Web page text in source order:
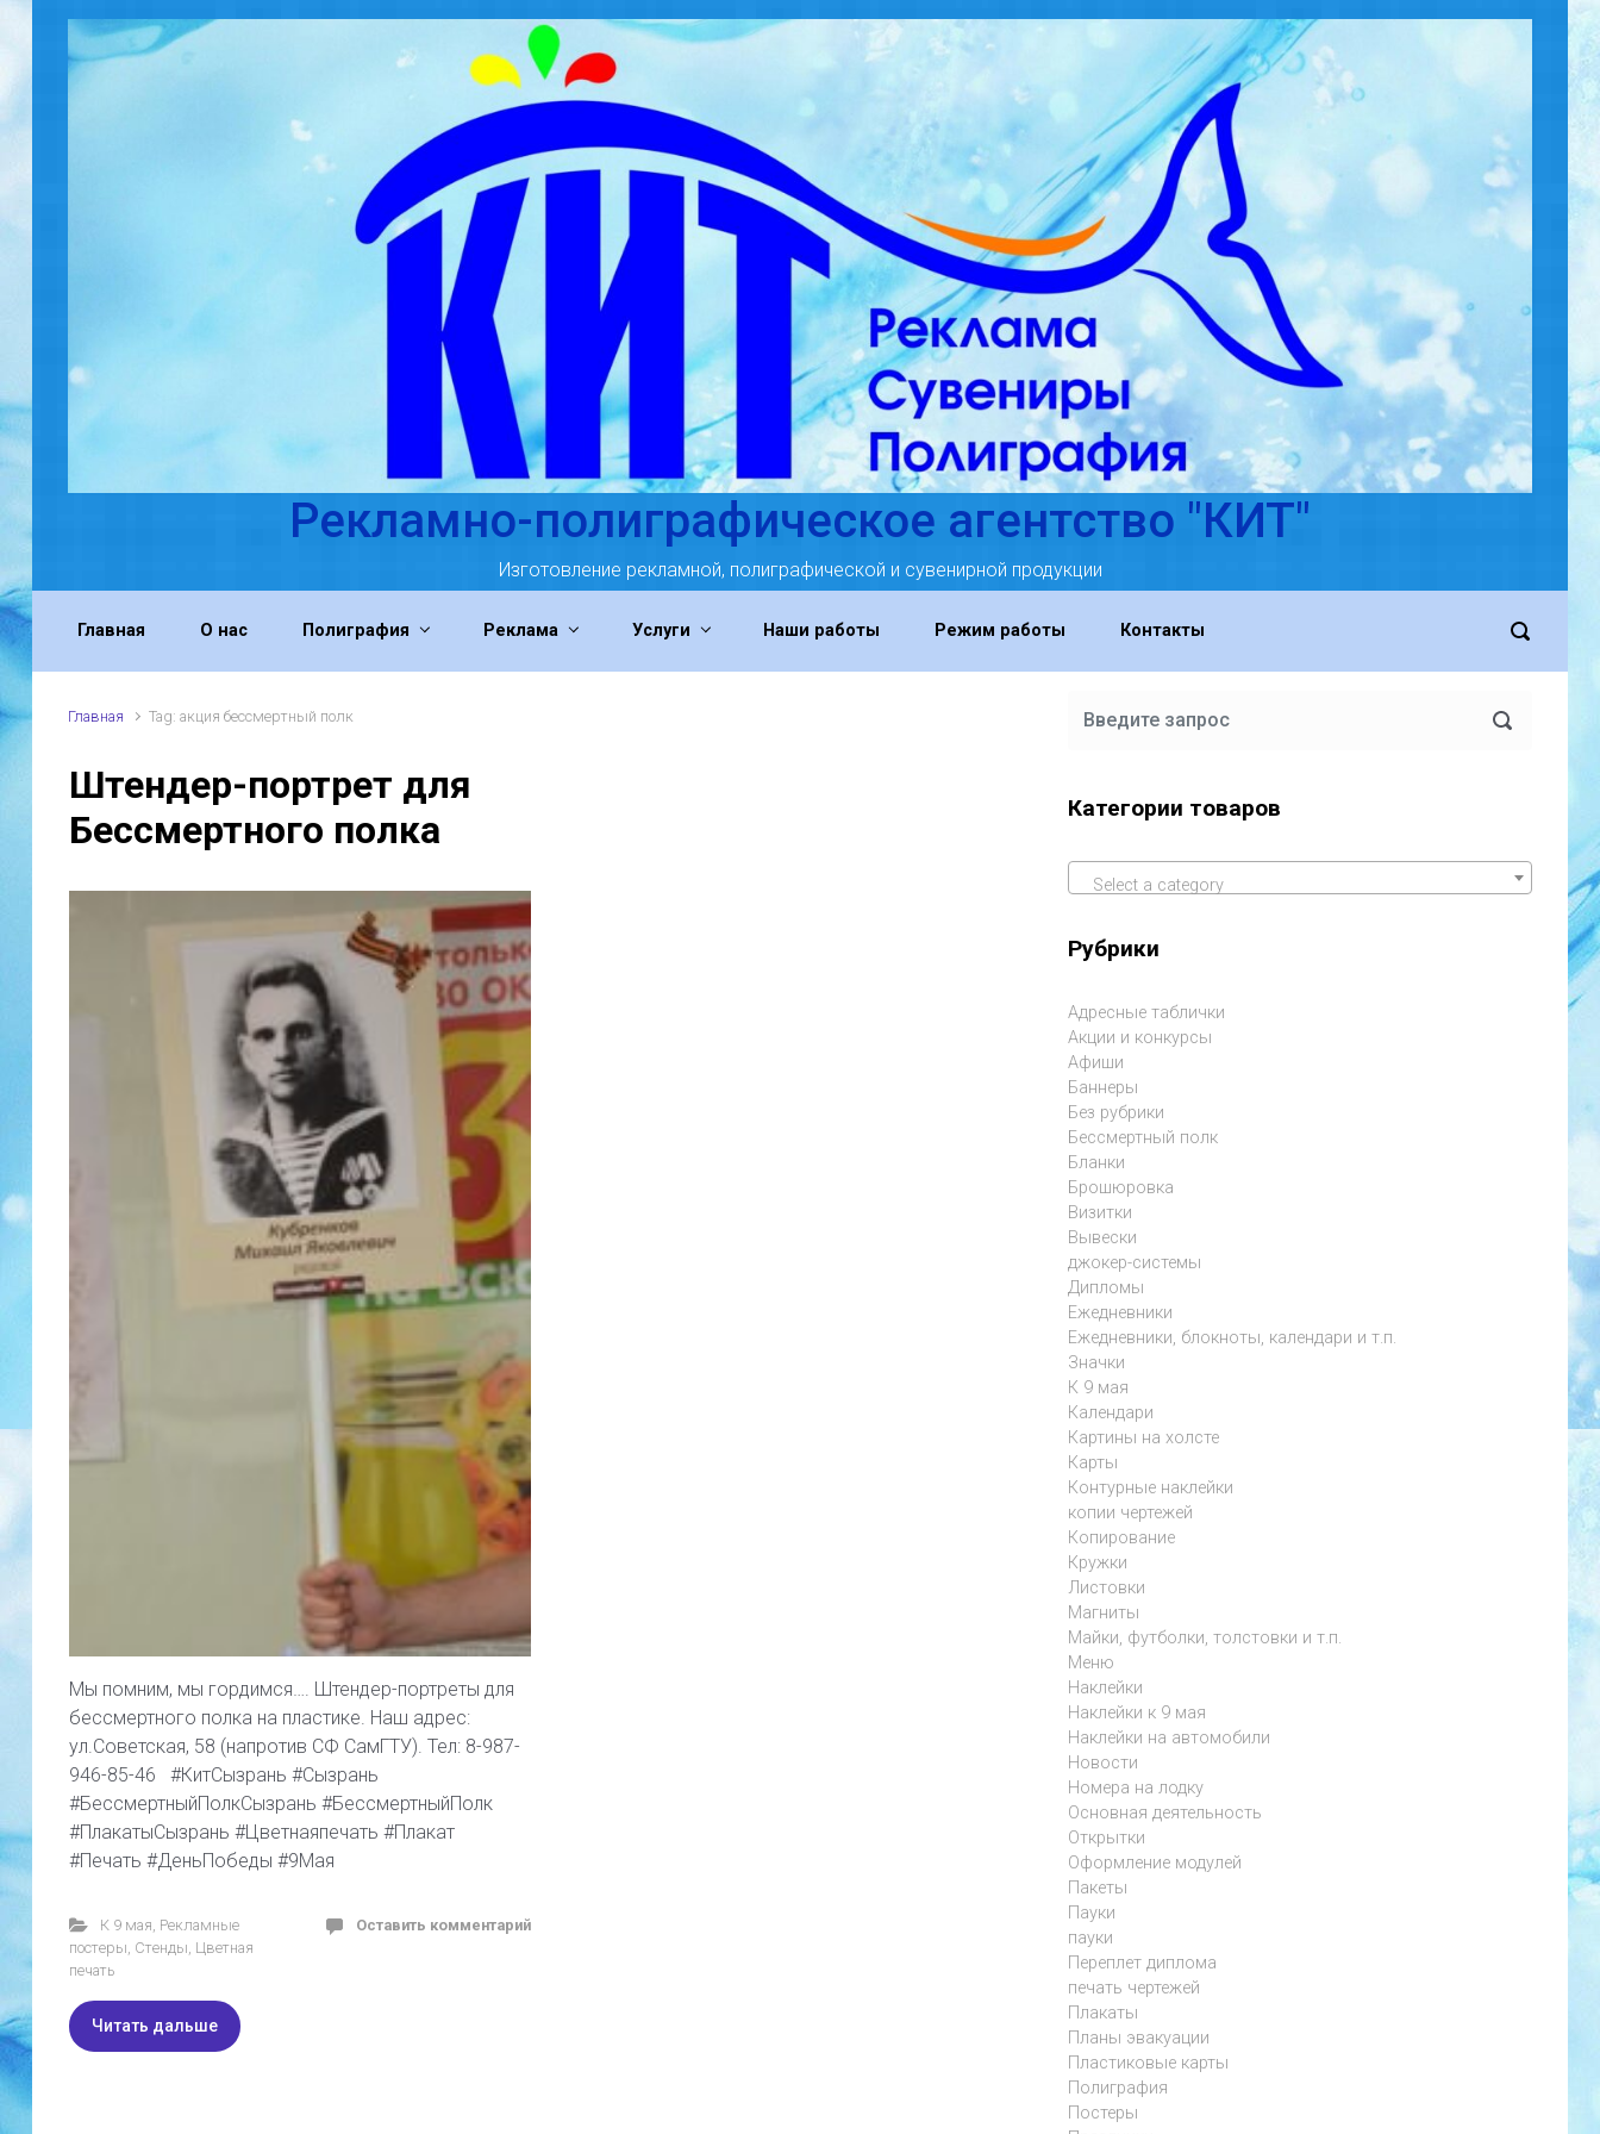
Skip to main content
Рекламно-полиграфическое агентство "КИТ"
Изготовление рекламной, полиграфической и сувенирной продукции
Главная О нас Полиграфия Реклама Услуги Наши работы Режим работы Контакты
Главная Tag: акция бессмертный полк
Штендер-портрет для
Бессмертного полка
Мы помним, мы гордимся…. Штендер-портреты для
бессмертного полка на пластике. Наш адрес:
ул.Советская, 58 (напротив СФ СамГТУ). Тел: 8-987-
946-85-46 #КитСызрань #Сызрань
#БессмертныйПолкСызрань #БессмертныйПолк
#ПлакатыСызрань #Цветнаяпечать #Плакат
#Печать #ДеньПобеды #9Мая
К 9 мая Рекламные
постеры Стенды Цветная
печать
Оставить комментарий
Читать дальше
Категории товаров
Select a category
Рубрики
Адресные таблички
Акции и конкурсы
Афиши
Баннеры
Без рубрики
Бессмертный полк
Бланки
Брошюровка
Визитки
Вывески
джокер-системы
Дипломы
Ежедневники
Ежедневники, блокноты, календари и т.п.
Значки
К 9 мая
Календари
Картины на холсте
Карты
Контурные наклейки
копии чертежей
Копирование
Кружки
Листовки
Магниты
Майки, футболки, толстовки и т.п.
Меню
Наклейки
Наклейки к 9 мая
Наклейки на автомобили
Новости
Номера на лодку
Основная деятельность
Открытки
Оформление модулей
Пакеты
Пауки
пауки
Переплет диплома
печать чертежей
Плакаты
Планы эвакуации
Пластиковые карты
Полиграфия
Постеры